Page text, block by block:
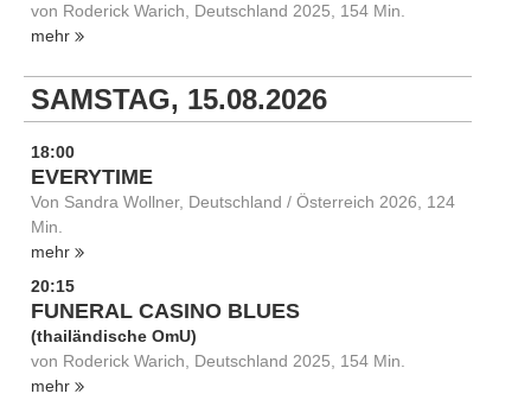
von Roderick Warich, Deutschland 2025, 154 Min.
mehr
SAMSTAG, 15.08.2026
18:00
EVERYTIME
Von Sandra Wollner, Deutschland / Österreich 2026, 124
Min.
mehr
20:15
FUNERAL CASINO BLUES
(thailändische OmU)
von Roderick Warich, Deutschland 2025, 154 Min.
mehr